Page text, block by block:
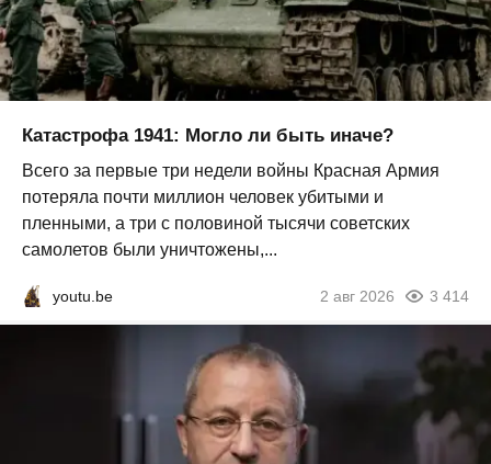
Катастрофа 1941: Могло ли быть иначе?
Всего за первые три недели войны Красная Армия
потеряла почти миллион человек убитыми и
пленными, а три с половиной тысячи советских
самолетов были уничтожены,...
youtu.be 2 авг 2026 3 414